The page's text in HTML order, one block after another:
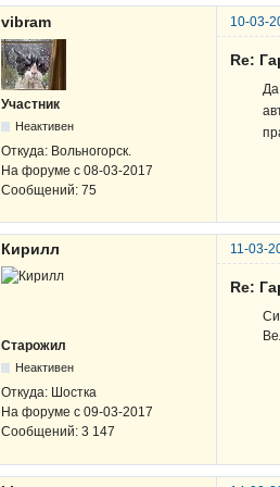
vibram 10-03-
Участник
Неактивен
Откуда: Вольногорск.
На форуме с 08-03-2017
Сообщений: 75
Re:
Кирилл 11-03-
Старожил
Неактивен
Откуда: Шостка
На форуме с 09-03-2017
Сообщений: 3 147
Re: